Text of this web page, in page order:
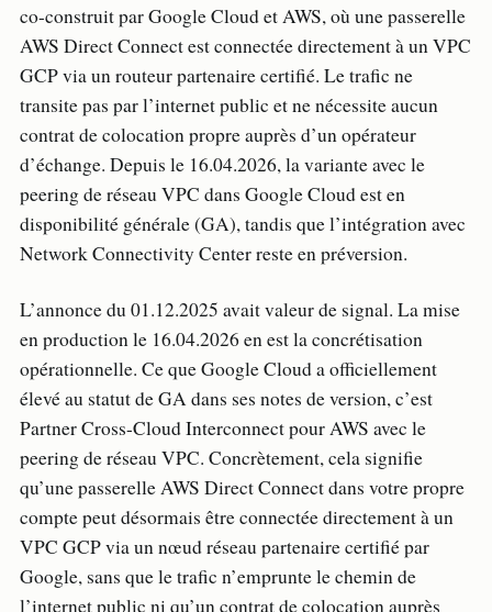
co-construit par Google Cloud et AWS, où une passerelle
AWS Direct Connect est connectée directement à un VPC
GCP via un routeur partenaire certifié. Le trafic ne
transite pas par l’internet public et ne nécessite aucun
contrat de colocation propre auprès d’un opérateur
d’échange. Depuis le 16.04.2026, la variante avec le
peering de réseau VPC dans Google Cloud est en
disponibilité générale (GA), tandis que l’intégration avec
Network Connectivity Center reste en préversion.
L’annonce du 01.12.2025 avait valeur de signal. La mise
en production le 16.04.2026 en est la concrétisation
opérationnelle. Ce que Google Cloud a officiellement
élevé au statut de GA dans ses notes de version, c’est
Partner Cross-Cloud Interconnect pour AWS avec le
peering de réseau VPC. Concrètement, cela signifie
qu’une passerelle AWS Direct Connect dans votre propre
compte peut désormais être connectée directement à un
VPC GCP via un nœud réseau partenaire certifié par
Google, sans que le trafic n’emprunte le chemin de
l’internet public ni qu’un contrat de colocation auprès